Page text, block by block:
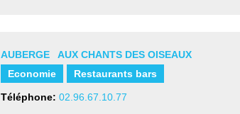
AUBERGE AUX CHANTS DES OISEAUX
Economie
Restaurants bars
Téléphone: 02.96.67.10.77